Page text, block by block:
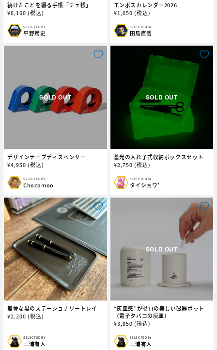
続けたことを綴る手帳「チェ帳」
通
価
格
¥6,160 (税込)
SELECTED BY
販
元:
平野篤史
エンボスカレンダー2026
通
価
格
¥1,650 (税込)
SELECTED BY
販
元:
田島直哉
デザインテープディスペンサー
通
価
格
¥4,950 (税込)
SELECTED BY
販
元:
Chocomoo
蓄光の入れ子式収納ボックスセット
通
価
格
¥2,750 (税込)
SELECTED BY
販
元:
タイショワ'
無骨な黒のステーショナリートレイ
通
格
¥2,200 (税込)
SELECTED BY
販
三浦有人
“灰皿感”がゼロの美しい磁器ポット
（電子タバコの灰皿）
通
価
格
¥3,850 (税込)
SELECTED BY
販
三浦有人